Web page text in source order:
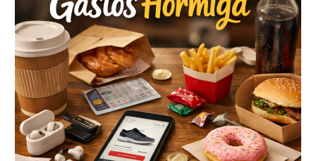
Millennials
o
Generación
Z?
Gastos
Hormiga
y
cómo
evitarlos
según
tu